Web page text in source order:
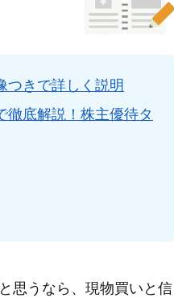
つきで詳しく説明
徹底解説！株主優待タ
思うなら、現物買いと信